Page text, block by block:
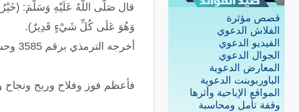
قصص مؤثرة
الفلاش الدعوي
الفيديو الدعوي
الجوال الدعوي
المعارض الدعوية
الباوربوينت الدعوية
المواقع الإباحية وأثرها
وقفة تأمل ومحاسبة
قال صَلَّى اللَّهُ عَلَيْهِ وَسَلَّمَ: (خَيْرُ
وَهُوَ عَلَى كُلِّ شَيْءٍ قَدِيرٌ).
أخرجه الترمذي برقم 3585 وحسنه الألباني.
فأعظم فوز وفلاح وربح ونجاح